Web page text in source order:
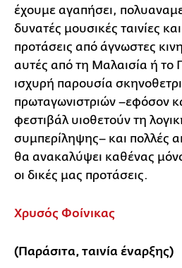
έχουμε αγαπήσει,
δυνατές μουσικές ταινίες
προτάσεις από άγνωστες
αυτές από τη Μαλαισία ή το
ισχυρή παρουσία
πρωταγωνιστριών –εφόσον
φεστιβάλ υιοθετούν τη
συμπερίληψης– και πολλές
θα ανακαλύψει καθένας
οι δικές μας προτάσεις.
Χρυσός Φοίνικας
(Παράσιτα, ταινία έναρξης)